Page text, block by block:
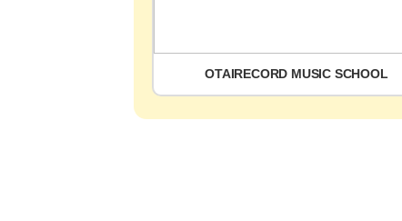
OTAIRECORD MUSIC SCHOOL